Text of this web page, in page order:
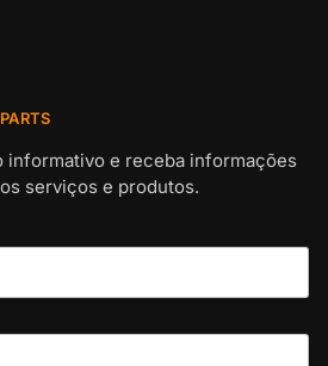
informativo e receba informações
serviços e produtos.